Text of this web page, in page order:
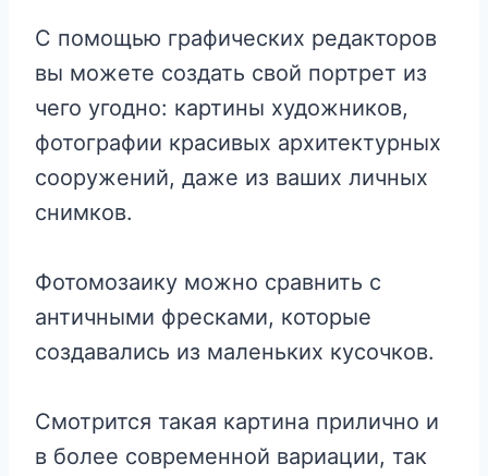
С помощью графических редакторов
вы можете создать свой портрет из
чего угодно: картины художников,
фотографии красивых архитектурных
сооружений, даже из ваших личных
снимков.
Фотомозаику можно сравнить с
античными фресками, которые
создавались из маленьких кусочков.
Смотрится такая картина прилично и
в более современной вариации, так